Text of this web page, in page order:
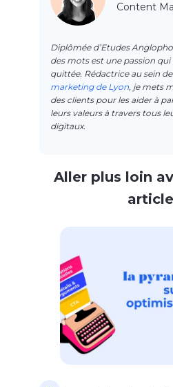
Content
Diplômée d’Etudes
des mots est une passion qui
quittée. Rédactrice au sein de
marketing de Lyon, je mets
des clients pour les aider à
leurs valeurs à travers tous
digitaux.
Aller plus loin